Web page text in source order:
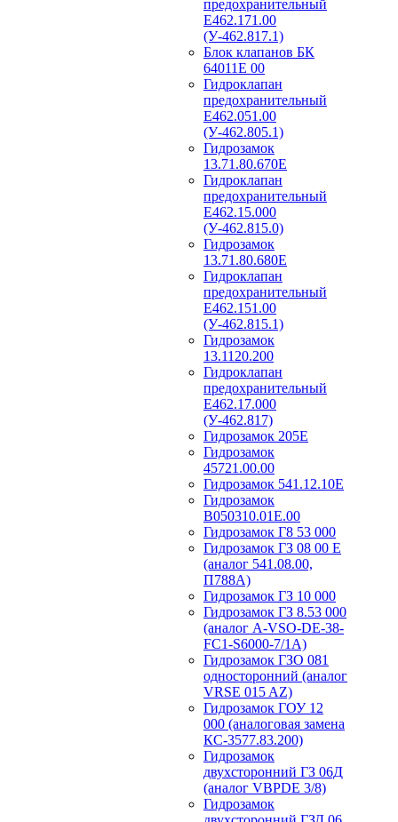
предохранительный
Е462.171.00
(У-462.817.1)
Блок клапанов БК
64011Е 00
Гидроклапан
предохранительный
Е462.051.00
(У-462.805.1)
Гидрозамок
13.71.80.670Е
Гидроклапан
предохранительный
Е462.15.000
(У-462.815.0)
Гидрозамок
13.71.80.680Е
Гидроклапан
предохранительный
Е462.151.00
(У-462.815.1)
Гидрозамок
13.1120.200
Гидроклапан
предохранительный
Е462.17.000
(У-462.817)
Гидрозамок 205Е
Гидрозамок
45721.00.00
Гидрозамок 541.12.10Е
Гидрозамок
В050310.01Е.00
Гидрозамок Г8 53 000
Гидрозамок ГЗ 08 00 Е
(аналог 541.08.00,
П788А)
Гидрозамок ГЗ 10 000
Гидрозамок ГЗ 8.53 000
(аналог A-VSO-DE-38-
FC1-S6000-7/1A)
Гидрозамок ГЗО 081
односторонний (аналог
VRSE 015 AZ)
Гидрозамок ГОУ 12
000 (аналоговая замена
КС-3577.83.200)
Гидрозамок
двухсторонний ГЗ 06Д
(аналог VBPDE 3/8)
Гидрозамок